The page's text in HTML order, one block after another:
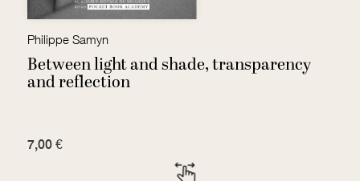
Philippe Samyn
Between light and shade, transparency
and reflection
7,00 €